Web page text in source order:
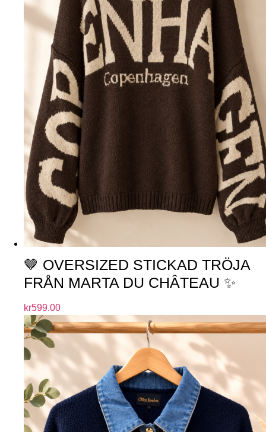
🤎 OVERSIZED STICKAD TRÖJA
FRÅN MARTA DU CHÂTEAU ✨
kr599.00